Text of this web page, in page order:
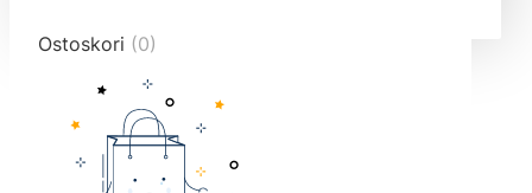
Ostoskori (0)